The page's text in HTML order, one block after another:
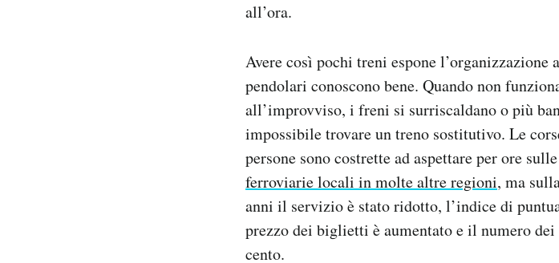
all’ora.
Avere così pochi treni espone l’organizzazione
pendolari conoscono bene. Quando non
all’improvviso, i freni si surriscaldano o più
impossibile trovare un treno sostitutivo. Le
persone sono costrette ad aspettare per ore
ferroviarie locali in molte altre regioni, ma
anni il servizio è stato ridotto, l’indice di
prezzo dei biglietti è aumentato e il numero
cento.